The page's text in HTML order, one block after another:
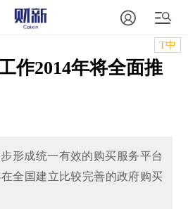
T中
作2014年将全面推
形成统一有效的购买服务平台
全国建立比较完善的政府购买